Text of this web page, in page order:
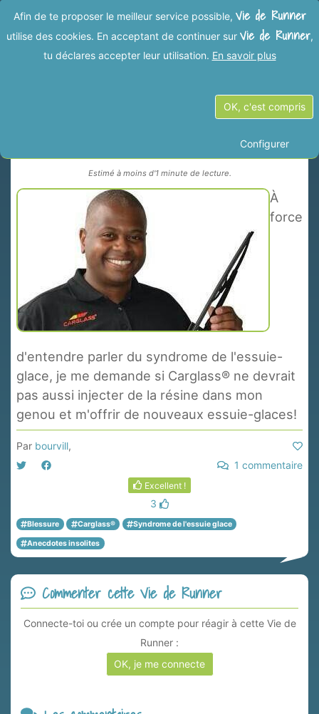
Suivant
Carglass® remplace!
Estimé à moins d'1 minute de lecture.
À
force
d'entendre parler du syndrome de l'essuie-
glace, je me demande si Carglass® ne devrait
pas aussi injecter de la résine dans mon
genou et m'offrir de nouveaux essuie-glaces!
Par bourvill,
1 commentaire
Excellent !
3
Blessure Carglass® Syndrome de l'essuie glace
Anecdotes insolites
Commenter cette Vie de Runner
Connecte-toi ou crée un compte pour réagir à cette Vie de
Runner :
OK, je me connecte
Afin de te proposer le meilleur service possible, Vie de Runner
utilise des cookies. En acceptant de continuer sur Vie de Runner,
tu déclares accepter leur utilisation. En savoir plus
OK, c'est compris
Configurer